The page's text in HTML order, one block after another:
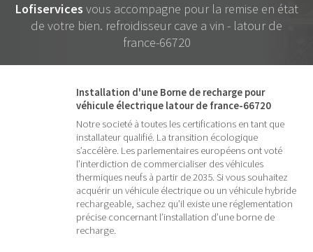
Lofiservices vous accompagne pour la remise en état
de votre bien. refroidisseur cave a vin - latour de
france-66720
Installation d'une Borne de recharge pour
véhicule électrique latour de france-66720
Notre societé à toutes les certifications en tant que
installateur qualifié. La transition écologique
s’accélère. Les parlementaires européens ont voté
l’interdiction de commercialiser des véhicules
thermiques neufs à partir de 2035. Si vous souhaitez
acquérir un véhicule électrique ou un véhicule hybride
rechargeable, sachez qu’il existe une réglementation
précise concernant l’installation d’une borne de
recharge.